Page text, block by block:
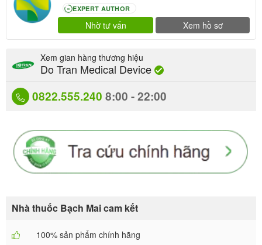
80 EXPERT AUTHOR
Nhờ tư vấn Xem hồ sơ
0822.555.240 8:00 - 22:00
Xem gian hàng thương hiệu
Do Tran Medical Device
Nhà thuốc Bạch Mai cam kết
100% sản phẩm chính hãng